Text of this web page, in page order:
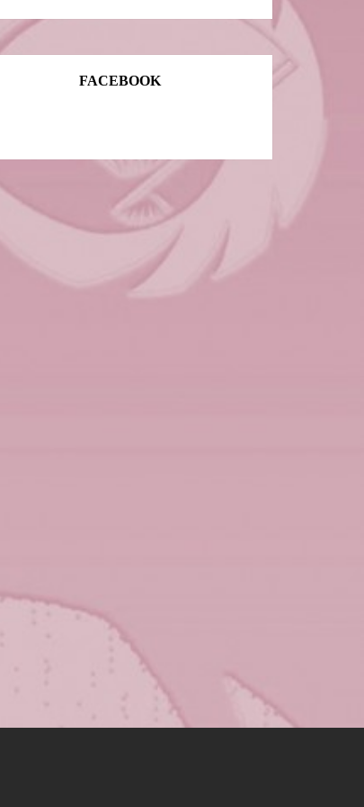
FACEBOOK